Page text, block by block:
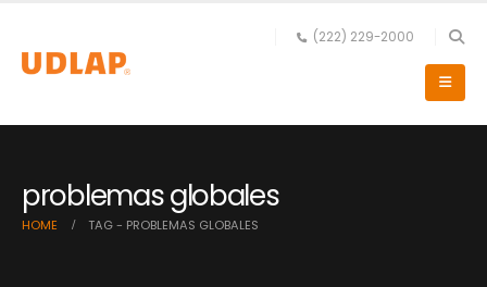
(222) 229-2000
problemas globales
HOME TAG - PROBLEMAS GLOBALES